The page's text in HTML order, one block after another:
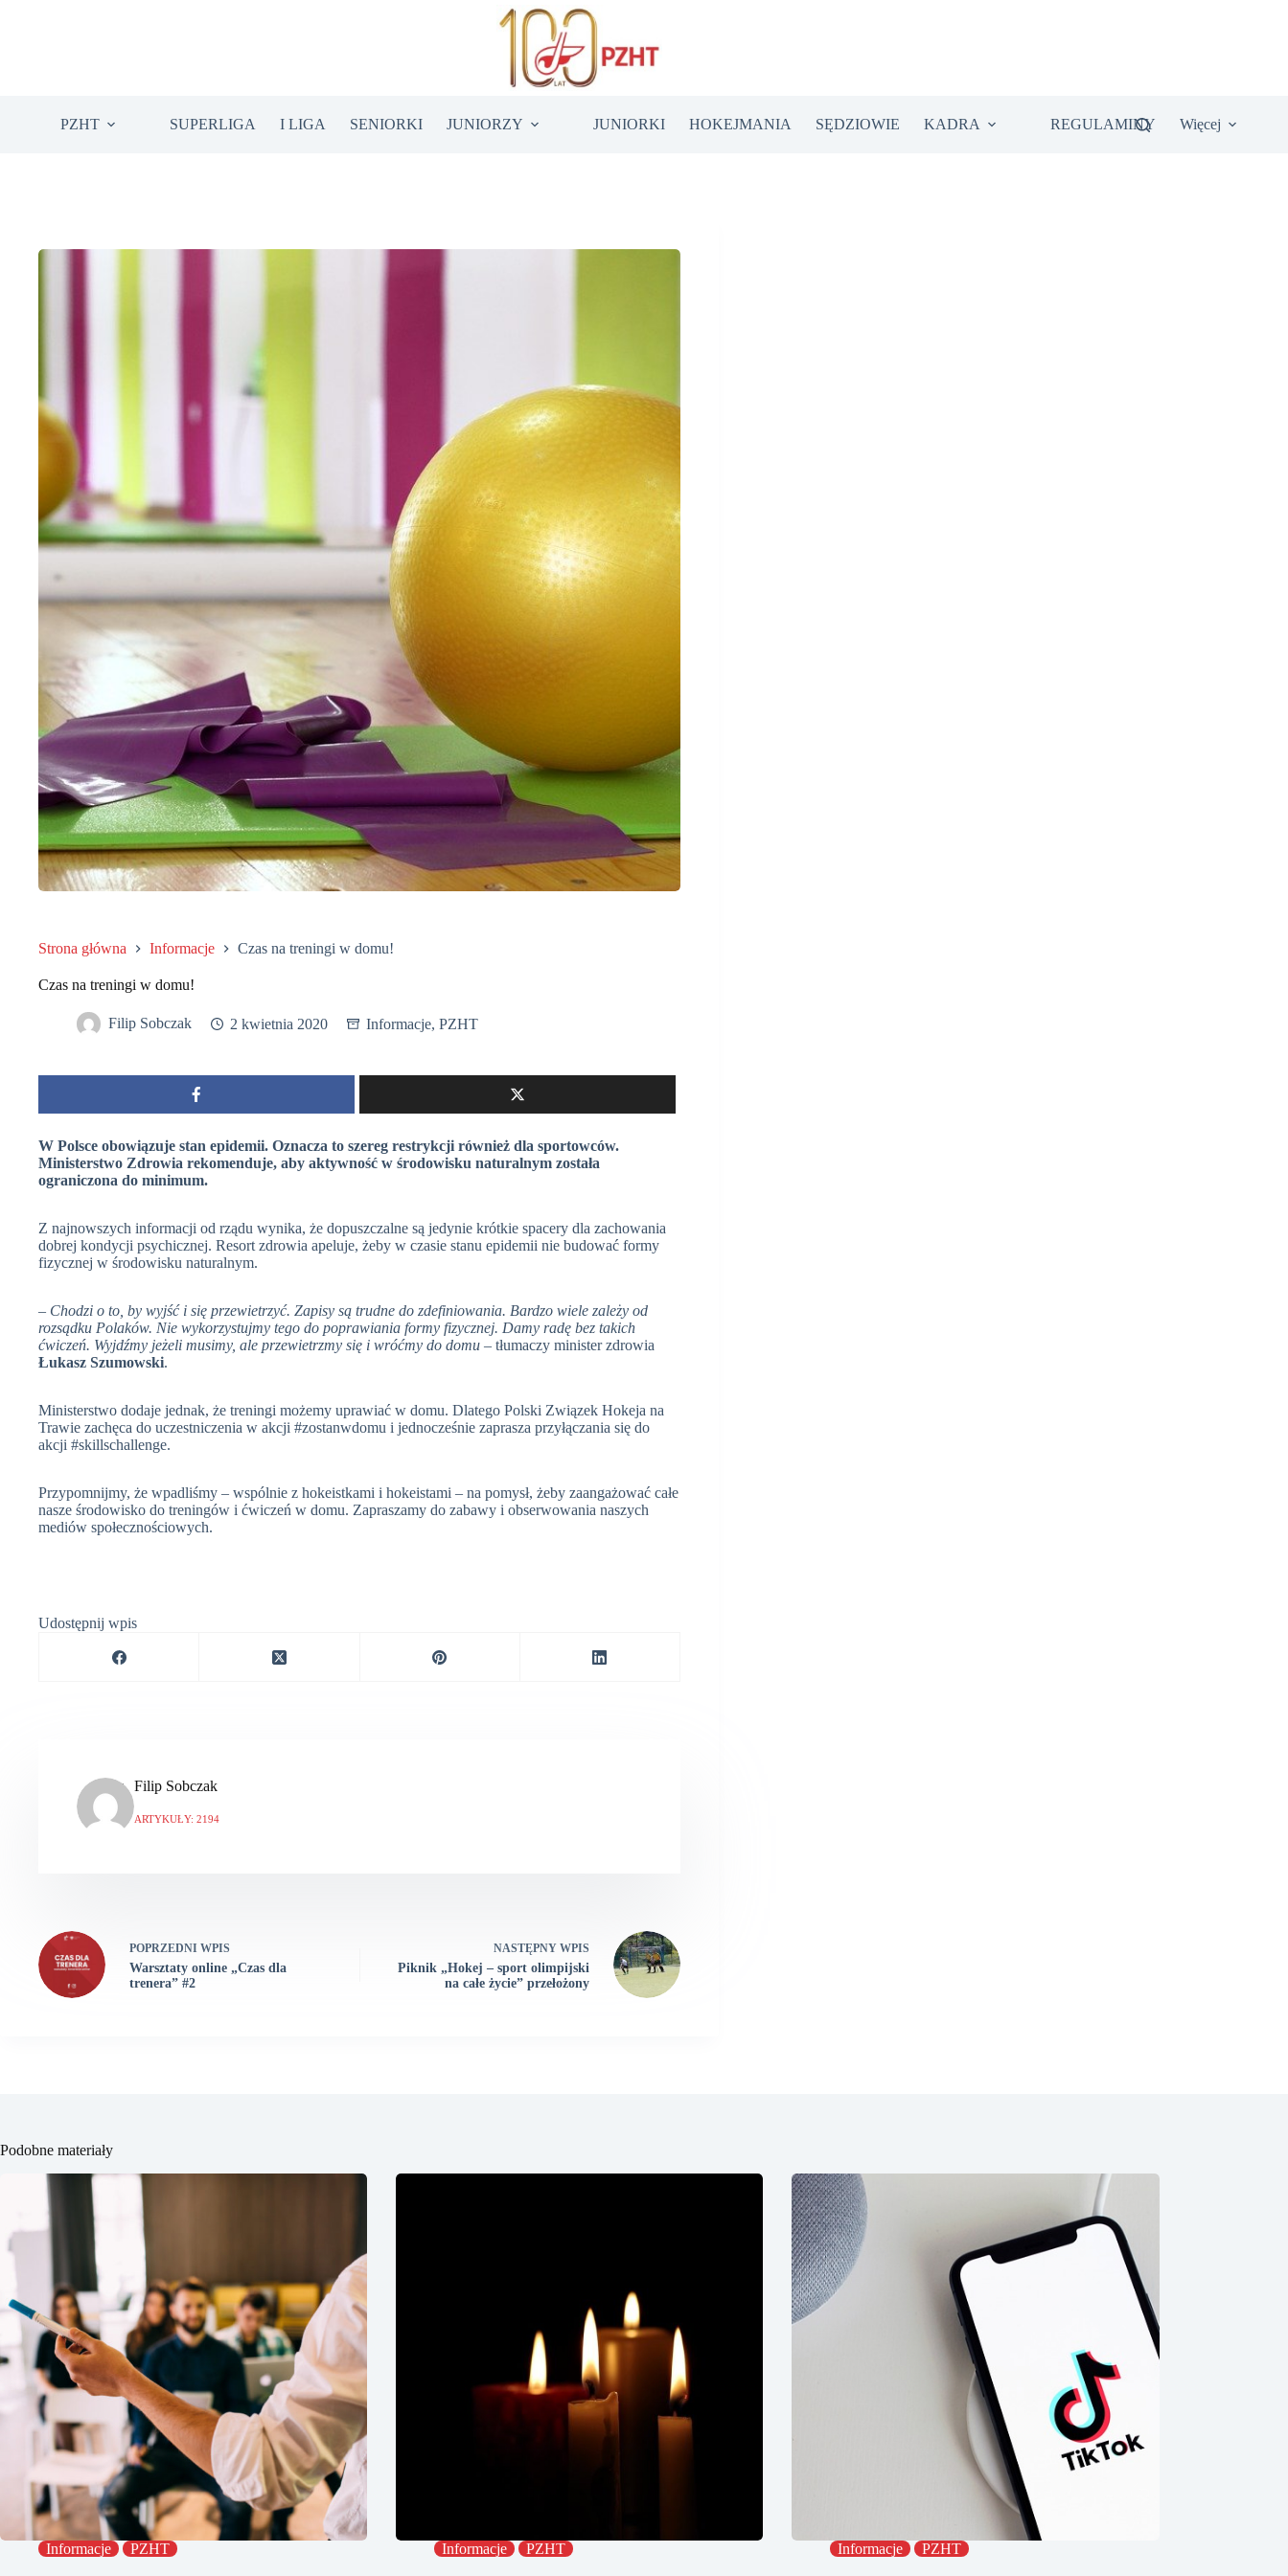
PZHT SUPERLIGA I LIGA SENIORKI JUNIORZY JUNIORKI HOKEJMANIA SĘDZIOWIE KADRA REGULAMINY Więcej
Strona główna Informacje Czas na treningi w domu!
Czas na treningi w domu!
Filip Sobczak 2 kwietnia 2020 Informacje, PZHT
W Polsce obowiązuje stan epidemii. Oznacza to szereg restrykcji również dla sportowców.
Ministerstwo Zdrowia rekomenduje, aby aktywność w środowisku naturalnym została
ograniczona do minimum.
Z najnowszych informacji od rządu wynika, że dopuszczalne są jedynie krótkie spacery dla zachowania
dobrej kondycji psychicznej. Resort zdrowia apeluje, żeby w czasie stanu epidemii nie budować formy
fizycznej w środowisku naturalnym.
– Chodzi o to, by wyjść i się przewietrzyć. Zapisy są trudne do zdefiniowania. Bardzo wiele zależy od
rozsądku Polaków. Nie wykorzystujmy tego do poprawiania formy fizycznej. Damy radę bez takich
ćwiczeń. Wyjdźmy jeżeli musimy, ale przewietrzmy się i wróćmy do domu – tłumaczy minister zdrowia
Łukasz Szumowski.
Ministerstwo dodaje jednak, że treningi możemy uprawiać w domu. Dlatego Polski Związek Hokeja na
Trawie zachęca do uczestniczenia w akcji #zostanwdomu i jednocześnie zaprasza przyłączania się do
akcji #skillschallenge.
Przypomnijmy, że wpadliśmy – wspólnie z hokeistkami i hokeistami – na pomysł, żeby zaangażować całe
nasze środowisko do treningów i ćwiczeń w domu. Zapraszamy do zabawy i obserwowania naszych
mediów społecznościowych.
Udostępnij wpis
Filip Sobczak
ARTYKUŁY: 2194
POPRZEDNI WPIS
Warsztaty online „Czas dla
trenera” #2
NASTĘPNY WPIS
Piknik „Hokej – sport olimpijski
na całe życie” przełożony
Podobne materiały
Informacje PZHT Informacje PZHT Informacje PZHT